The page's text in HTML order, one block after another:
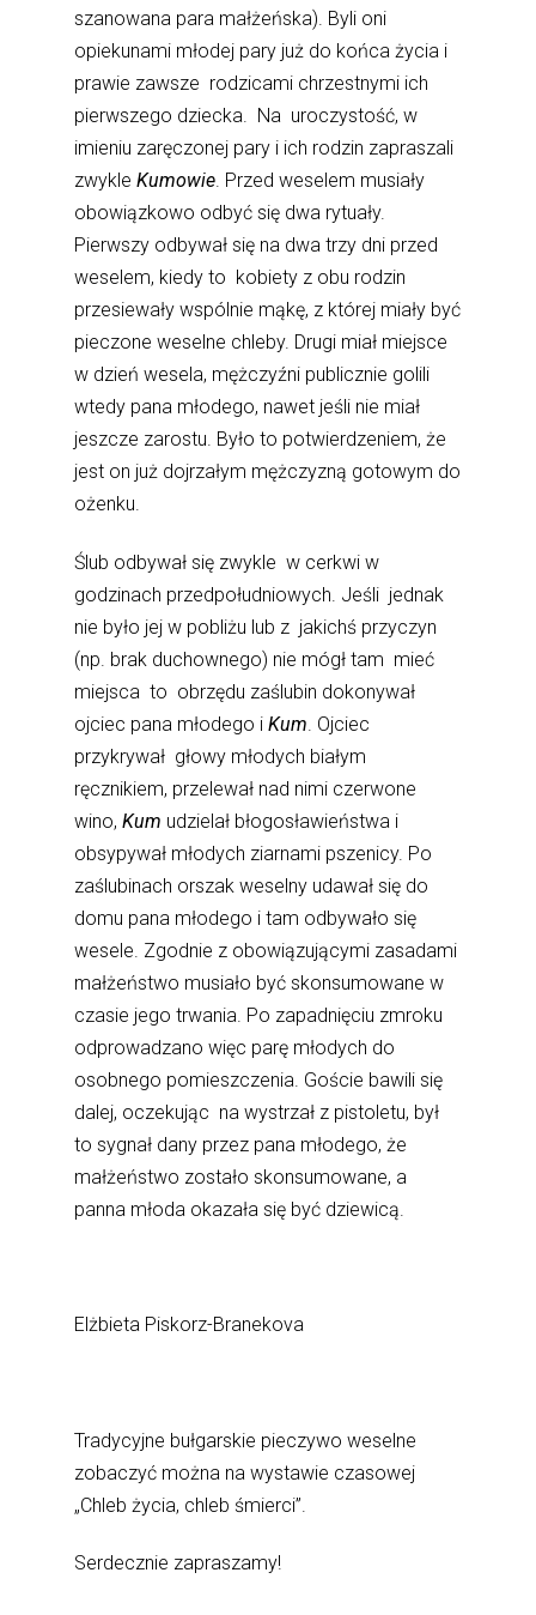
szanowana para małżeńska). Byli oni
opiekunami młodej pary już do końca życia i
prawie zawsze rodzicami chrzestnymi ich
pierwszego dziecka. Na uroczystość, w
imieniu zaręczonej pary i ich rodzin zapraszali
zwykleKumowie. Przed weselem musiały
obowiązkowo odbyć się dwa rytuały.
Pierwszy odbywał się na dwa trzy dni przed
weselem, kiedy to kobiety z obu rodzin
przesiewały wspólnie mąkę, z której miały być
pieczone weselne chleby. Drugi miał miejsce
w dzień wesela, mężczyźni publicznie golili
wtedy pana młodego, nawet jeśli nie miał
jeszcze zarostu. Było to potwierdzeniem, że
jest on już dojrzałym mężczyzną gotowym do
ożenku.
Ślub odbywał się zwykle w cerkwi w
godzinach przedpołudniowych. Jeśli jednak
nie było jej w pobliżu lub z jakichś przyczyn
(np. brak duchownego) nie mógł tam mieć
miejsca to obrzędu zaślubin dokonywał
ojciec pana młodego iKum . Ojciec
przykrywał głowy młodych białym
ręcznikiem, przelewał nad nimi czerwone
wino,Kum udzielał błogosławieństwa i
obsypywał młodych ziarnami pszenicy. Po
zaślubinach orszak weselny udawał się do
domu pana młodego i tam odbywało się
wesele. Zgodnie z obowiązującymi zasadami
małżeństwo musiało być skonsumowane w
czasie jego trwania. Po zapadnięciu zmroku
odprowadzano więc parę młodych do
osobnego pomieszczenia. Goście bawili się
dalej, oczekując na wystrzał z pistoletu, był
to sygnał dany przez pana młodego, że
małżeństwo zostało skonsumowane, a
panna młoda okazała się być dziewicą.
Elżbieta Piskorz-Branekova
Tradycyjne bułgarskie pieczywo weselne
zobaczyć można na wystawie czasowej
„Chleb życia, chleb śmierci”.
Serdecznie zapraszamy!